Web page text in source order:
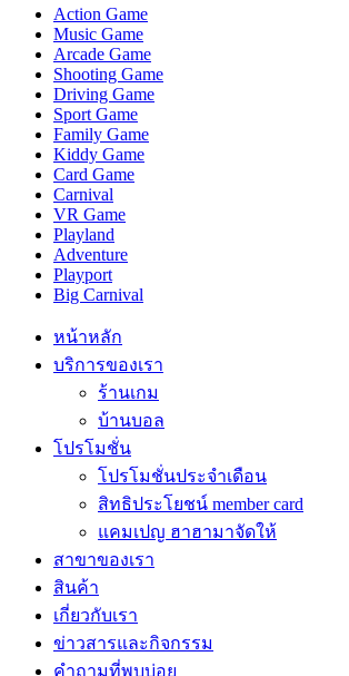
Action Game
Music Game
Arcade Game
Shooting Game
Driving Game
Sport Game
Family Game
Kiddy Game
Card Game
Carnival
VR Game
Playland
Adventure
Playport
Big Carnival
หน้าหลัก
บริการของเรา
ร้านเกม
บ้านบอล
โปรโมชั่น
โปรโมชั่นประจำเดือน
สิทธิประโยชน์ member card
แคมเปญ ฮาฮามาจัดให้
สาขาของเรา
สินค้า
เกี่ยวกับเรา
ข่าวสารและกิจกรรม
คำถามที่พบบ่อย